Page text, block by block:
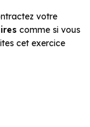
votre
comme si vous
cet exercice